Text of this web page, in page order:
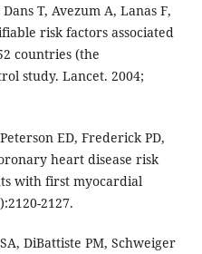
T, Avezum A, Lanas F,
risk factors associated
countries (the
study. Lancet. 2004;
ED, Frederick PD,
heart disease risk
with first myocardial
2127.
DiBattiste PM, Schweiger